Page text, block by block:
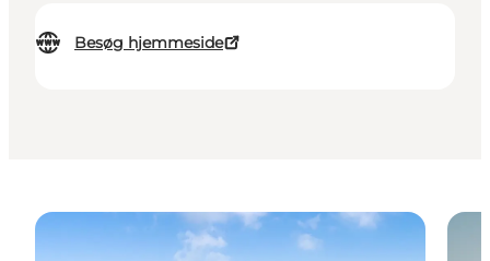
Besøg hjemmeside